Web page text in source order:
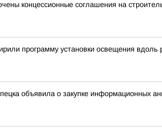
концессионные соглашения на
программу установки освещения вдоль
объявила о закупке информационных